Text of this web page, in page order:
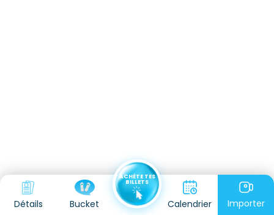
Détails Bucket
ACHÈTE TES
BILLETS
Calendrier Importer